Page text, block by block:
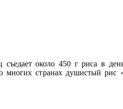
около 450 г риса в
странах душистый рис